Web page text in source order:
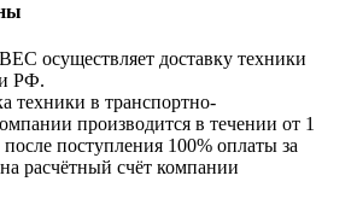
осуществляет доставку техники
РФ.
техники в транспортно-
производится в течении от 1
поступления 100% оплаты за
расчётный счёт компании